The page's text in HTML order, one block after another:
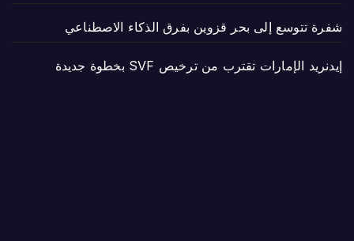
شفرة تتوسع إلى بحر قزوين بفرق الذكاء الاصطناعي
إيدنريد الإمارات تقترب من ترخيص SVF بخطوة جديدة